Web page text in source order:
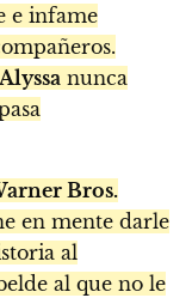
e infame
Alyssa nunca
Bros.
en mente darle
al
al que no le